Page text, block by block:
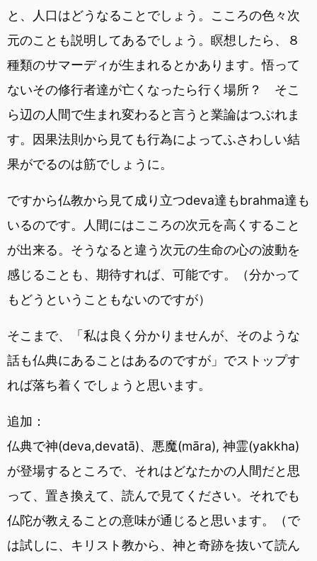
と、人口はどうなることでしょう。こころの色々次
元のことも説明してあるでしょう。瞑想したら、８
種類のサマーディが生まれるとかあります。悟って
ないその修行者達が亡くなったら行く場所？ そこ
ら辺の人間で生まれ変わると言うと業論はつぶれま
す。因果法則から見ても行為によってふさわしい結
果がでるのは筋でしょうに。
ですから仏教から見て成り立つdeva達もbrahma達も
いるのです。人間にはこころの次元を高くすること
が出来る。そうなると違う次元の生命の心の波動を
感じることも、期待すれば、可能です。（分かって
もどうということもないのですが）
そこまで、「私は良く分かりませんが、そのような
話も仏典にあることはあるのですが」でストップす
れば落ち着くでしょうと思います。
追加：
仏典で神(deva,devatā)、悪魔(māra), 神霊(yakkha)
が登場するところで、それはどなたかの人間だと思
って、置き換えて、読んで見てください。それでも
仏陀が教えることの意味が通じると思います。（で
は試しに、キリスト教から、神と奇跡を抜いて読ん